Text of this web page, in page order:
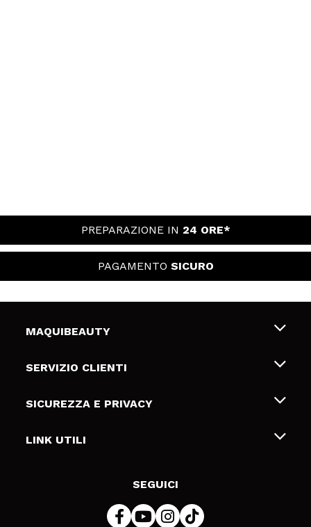
PREPARAZIONE IN 24 ORE*
PAGAMENTO SICURO
MAQUIBEAUTY
Chi siamo
Gift Cards
SERVIZIO CLIENTI
Spedizioni & Resi
Metodi di pagamamento
SICUREZZA E PRIVACY
Termini e condizioni
LINK UTILI
SEGUICI